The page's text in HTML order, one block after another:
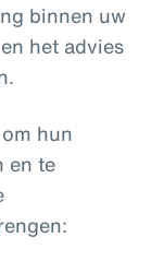
binnen uw
het advies
hun
en te